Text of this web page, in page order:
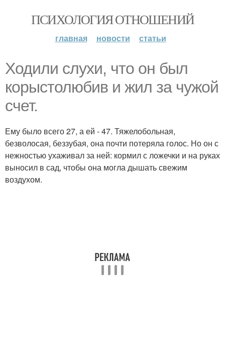
ПСИХОЛОГИЯ ОТНОШЕНИЙ
главная новости статьи
Ходили слухи, что он был
корыстолюбив и жил за чужой
счет.
Ему было всего 27, а ей - 47. Тяжелобольная,
безволосая, беззубая, она почти потеряла голос. Но он с
нежностью ухаживал за ней: кормил с ложечки и на руках
выносил в сад, чтобы она могла дышать свежим
воздухом.